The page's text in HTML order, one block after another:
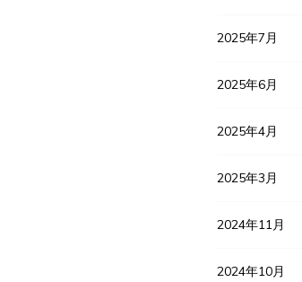
2025年7月
2025年6月
2025年4月
2025年3月
2024年11月
2024年10月